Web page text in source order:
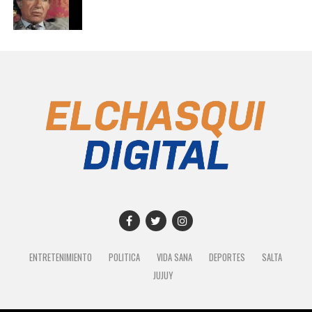
ENTRETENIMIENTO POLITICA VIDA SANA DEPORTES
SALTA
JUJUY